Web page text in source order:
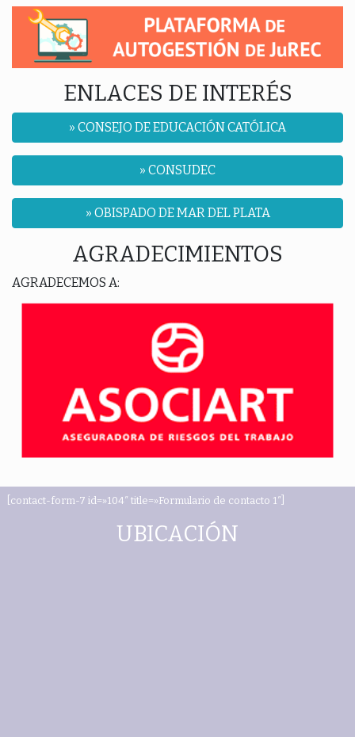
ENLACES DE INTERÉS
» CONSEJO DE EDUCACIÓN CATÓLICA
» CONSUDEC
» OBISPADO DE MAR DEL PLATA
AGRADECIMIENTOS
AGRADECEMOS A:
[contact-form-7 id=»104″ title=»Formulario de contacto 1″]
UBICACIÓN